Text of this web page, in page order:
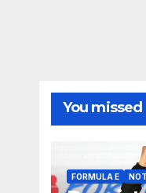
You missed
FORMULA E